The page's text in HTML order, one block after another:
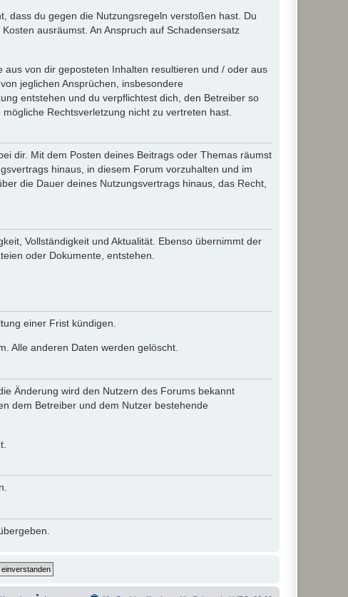
dass du gegen die Nutzungsregeln verstoßen hast. Du
ausräumst. An Anspruch auf Schadensersatz
von dir geposteten Inhalten resultieren und / oder aus
jeglichen Ansprüchen, insbesondere
entstehen und du verpflichtest dich, den Betreiber so
Rechtsverletzung nicht zu vertreten hast.
dir. Mit dem Posten deines Beitrags oder Themas räumst
hinaus, in diesem Forum vorzuhalten und im
die Dauer deines Nutzungsvertrags hinaus, das Recht,
Vollständigkeit und Aktualität. Ebenso übernimmt der
oder Dokumente, entstehen.
einer Frist kündigen.
Alle anderen Daten werden gelöscht.
Änderung wird den Nutzern des Forums bekannt
dem Betreiber und dem Nutzer bestehende